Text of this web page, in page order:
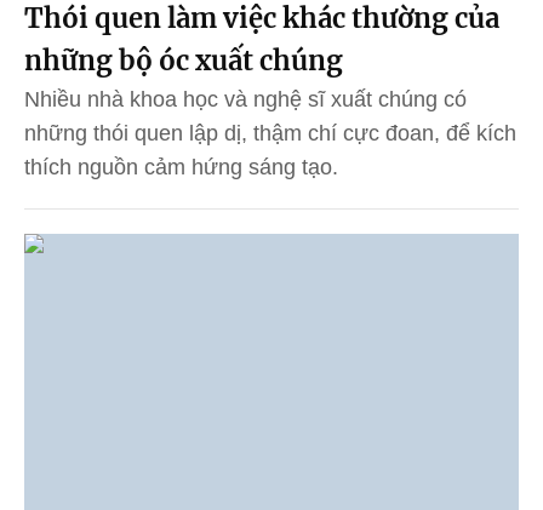
Thói quen làm việc khác thường của
những bộ óc xuất chúng
Nhiều nhà khoa học và nghệ sĩ xuất chúng có
những thói quen lập dị, thậm chí cực đoan, để kích
thích nguồn cảm hứng sáng tạo.